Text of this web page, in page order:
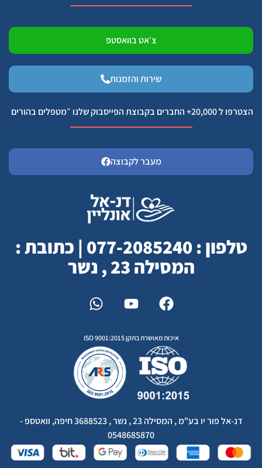
צ׳אט בוואסטפ
שירות והזמנות
הצטרפו ל 20,000+ החברים בקבוצת הפייסבוק שלנו ״מטפלים בהורים
מעבר לקבוצה
טלפון : 077-2085240 | כתובת :
המסילה 23 , נשר
איכות מאושרת בתקן ISO 9001:2015
דנ-אל פור יו בע"מ , המסילה 23 , נשר , 3688523 חיפה, וואטספ -
0548685870